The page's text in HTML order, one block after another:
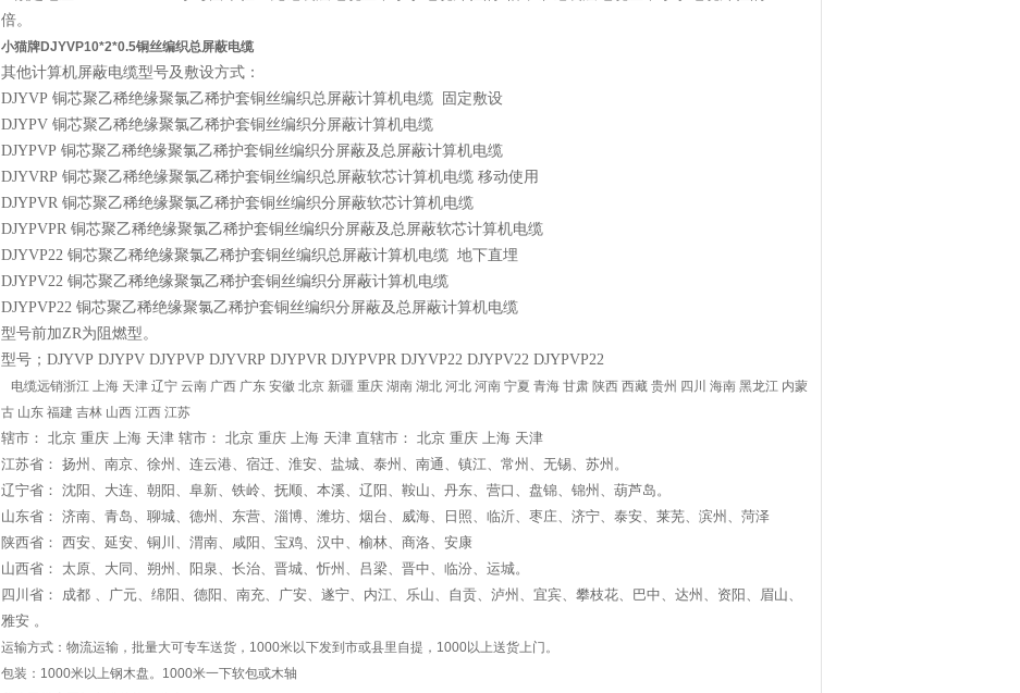
倍。
小猫牌DJYVP10*2*0.5铜丝编织总屏蔽电缆
其他计算机屏蔽电缆型号及敷设方式：
DJYVP 铜芯聚乙稀绝缘聚氯乙稀护套铜丝编织总屏蔽计算机电缆 固定敷设
DJYPV 铜芯聚乙稀绝缘聚氯乙稀护套铜丝编织分屏蔽计算机电缆
DJYPVP 铜芯聚乙稀绝缘聚氯乙稀护套铜丝编织分屏蔽及总屏蔽计算机电缆
DJYVRP 铜芯聚乙稀绝缘聚氯乙稀护套铜丝编织总屏蔽软芯计算机电缆 移动使用
DJYPVR 铜芯聚乙稀绝缘聚氯乙稀护套铜丝编织分屏蔽软芯计算机电缆
DJYPVPR 铜芯聚乙稀绝缘聚氯乙稀护套铜丝编织分屏蔽及总屏蔽软芯计算机电缆
DJYVP22 铜芯聚乙稀绝缘聚氯乙稀护套铜丝编织总屏蔽计算机电缆 地下直埋
DJYPV22 铜芯聚乙稀绝缘聚氯乙稀护套铜丝编织分屏蔽计算机电缆
DJYPVP22 铜芯聚乙稀绝缘聚氯乙稀护套铜丝编织分屏蔽及总屏蔽计算机电缆
型号前加ZR为阻燃型。
型号；DJYVP DJYPV DJYPVP DJYVRP DJYPVR DJYPVPR DJYVP22 DJYPV22 DJYPVP22
电缆远销浙江 上海 天津 辽宁 云南 广西 广东 安徽 北京 新疆 重庆 湖南 湖北 河北 河南 宁夏 青海 甘肃 陕西 西藏 贵州 四川 海南 黑龙江 内蒙
古 山东 福建 吉林 山西 江西 江苏
辖市： 北京 重庆 上海 天津 辖市： 北京 重庆 上海 天津 直辖市： 北京 重庆 上海 天津
江苏省： 扬州、南京、徐州、连云港、宿迁、淮安、盐城、泰州、南通、镇江、常州、无锡、苏州。
辽宁省： 沈阳、大连、朝阳、阜新、铁岭、抚顺、本溪、辽阳、鞍山、丹东、营口、盘锦、锦州、葫芦岛。
山东省： 济南、青岛、聊城、德州、东营、淄博、潍坊、烟台、威海、日照、临沂、枣庄、济宁、泰安、莱芜、滨州、菏泽
陕西省： 西安、延安、铜川、渭南、咸阳、宝鸡、汉中、榆林、商洛、安康
山西省： 太原、大同、朔州、阳泉、长治、晋城、忻州、吕梁、晋中、临汾、运城。
四川省： 成都 、广元、绵阳、德阳、南充、广安、遂宁、内江、乐山、自贡、泸州、宜宾、攀枝花、巴中、达州、资阳、眉山、
雅安 。
运输方式：物流运输，批量大可专车送货，1000米以下发到市或县里自提，1000以上送货上门。
包装：1000米以上钢木盘。1000米一下软包或木轴